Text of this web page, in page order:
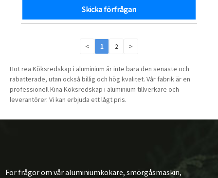
Skicka förfrågan
< 1 2 >
Hot rea Köksredskap i aluminium är inte bara den senaste och
rabatterade, utan också billig och hög kvalitet. Vår fabrik är en
professionell Kina Köksredskap i aluminium tillverkare och
leverantörer. Vi kan erbjuda ett lågt pris.
För frågor om vår aluminiumkokare, smörgåsmaskin,